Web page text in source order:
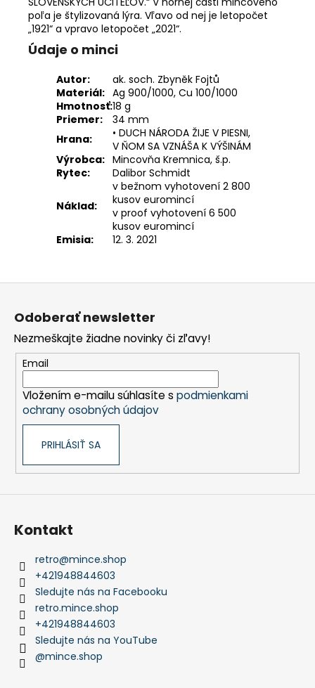
poľa je štylizovaná lýra. Vľavo od nej je letopočet
„1921“ a vpravo letopočet „2021“.
Údaje o minci
Autor:
ak. soch. Zbyněk Fojtů
Materiál: Ag 900/1000, Cu 100/1000
Hmotnosť:18 g
Priemer:
34 mm
Hrana:
• DUCH NÁRODA ŽIJE V PIESNI,
V ŇOM SA VZNÁŠA K VÝŠINÁM
Výrobca: Mincovňa Kremnica, š.p.
Rytec:
Dalibor Schmidt
Náklad:
v bežnom vyhotovení 2 800
kusov euromincí
v proof vyhotovení 6 500
kusov euromincí
Emisia:
12. 3. 2021
Odoberať newsletter
Nezmeškajte žiadne novinky či zľavy!
Email
Vložením e-mailu súhlasíte s podmienkami
ochrany osobných údajov
PRIHLÁSIŤ SA
Kontakt
retro@mince.shop
+421948844603
Sledujte nás na Facebooku
retro.mince.shop
+421948844603
Sledujte nás na YouTube
@mince.shop